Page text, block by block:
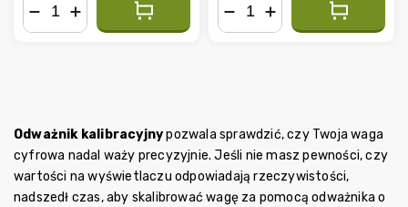
Odważnik kalibracyjnypozwala sprawdzić, czy Twoja waga
cyfrowa nadal waży precyzyjnie. Jeśli nie masz pewności, czy
wartości na wyświetlaczu odpowiadają rzeczywistości,
nadszedł czas, aby skalibrować wagę za pomocą odważnika o